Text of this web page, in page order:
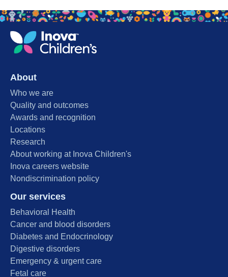
About
Who we are
Quality and outcomes
Awards and recognition
Locations
Research
About working at Inova Children's
Inova careers website
Nondiscrimination policy
Our services
Behavioral Health
Cancer and blood disorders
Diabetes and Endocrinology
Digestive disorders
Emergency & urgent care
Fetal care